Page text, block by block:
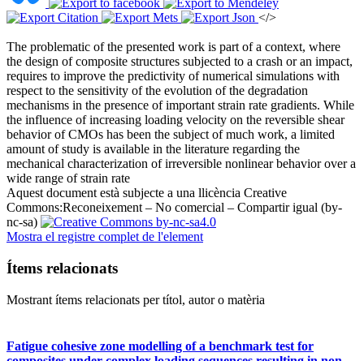
</>
The problematic of the presented work is part of a context, where
the design of composite structures subjected to a crash or an impact,
requires to improve the predictivity of numerical simulations with
respect to the sensitivity of the evolution of the degradation
mechanisms in the presence of important strain rate gradients. While
the influence of increasing loading velocity on the reversible shear
behavior of CMOs has been the subject of much work, a limited
amount of study is available in the literature regarding the
mechanical characterization of irreversible nonlinear behavior over a
wide range of strain rate ​
Aquest document està subjecte a una llicència Creative
Commons:Reconeixement – No comercial – Compartir igual (by-
nc-sa)
Mostra el registre complet de l'element
Ítems relacionats
Mostrant ítems relacionats per títol, autor o matèria
Fatigue cohesive zone modelling of a benchmark test for